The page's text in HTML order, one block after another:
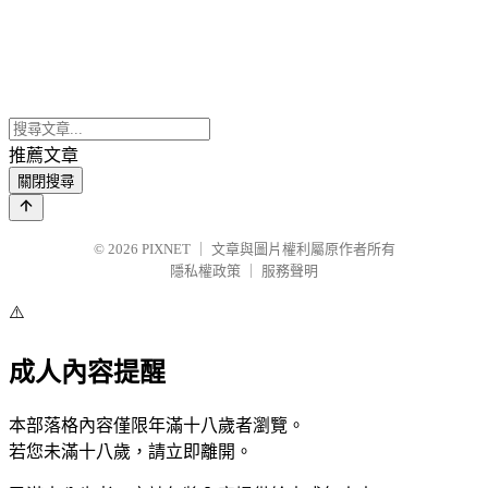
推薦文章
關閉搜尋
© 2026 PIXNET
文章與圖片權利屬原作者所有
隱私權政策
服務聲明
⚠️
成人內容提醒
本部落格內容僅限年滿十八歲者瀏覽。
若您未滿十八歲，請立即離開。